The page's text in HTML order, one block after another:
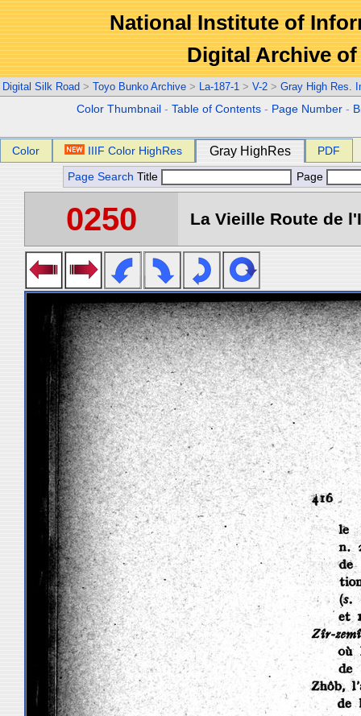
National Institute of
Digital Archive
Digital Silk Road > Toyo Bunko Archive > La-187-1 > V-2 > Gray High Res.
Color Thumbnail -Table of Contents - Page Number -
Color IIIF Color HighRes Gray HighRes PDF
Page Search Title Page
0250 La Vieille Route de